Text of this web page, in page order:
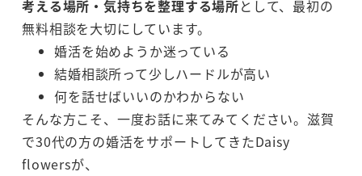
考える場所・気持ちを整理する場所として、最初の
無料相談を大切にしています。
婚活を始めようか迷っている
結婚相談所って少しハードルが高い
何を話せばいいのかわからない
そんな方こそ、一度お話に来てみてください。滋賀
で30代の方の婚活をサポートしてきたDaisy
flowersが、